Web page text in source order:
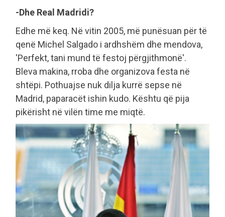
-Dhe Real Madridi?
Edhe më keq. Në vitin 2005, më punësuan për të
qenë Michel Salgado i ardhshëm dhe mendova,
'Perfekt, tani mund të festoj përgjithmonë'.
Bleva makina, rroba dhe organizova festa në
shtëpi. Pothuajse nuk dilja kurrë sepse në
Madrid, paparacët ishin kudo. Kështu që pija
pikërisht në vilën time me miqtë.